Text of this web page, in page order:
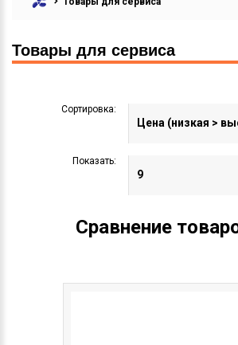
Товары для сервиса
Сортировка:
Показать:
Сравнение